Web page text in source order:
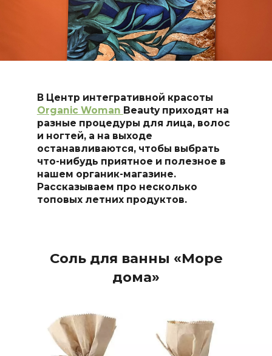
В Центр интегративной красоты
Organic Woman Beauty приходят на
разные процедуры для лица, волос
и ногтей, а на выходе
останавливаются, чтобы выбрать
что-нибудь приятное и полезное в
нашем органик-магазине.
Рассказываем про несколько
топовых летних продуктов.
Соль для ванны «Море
дома»